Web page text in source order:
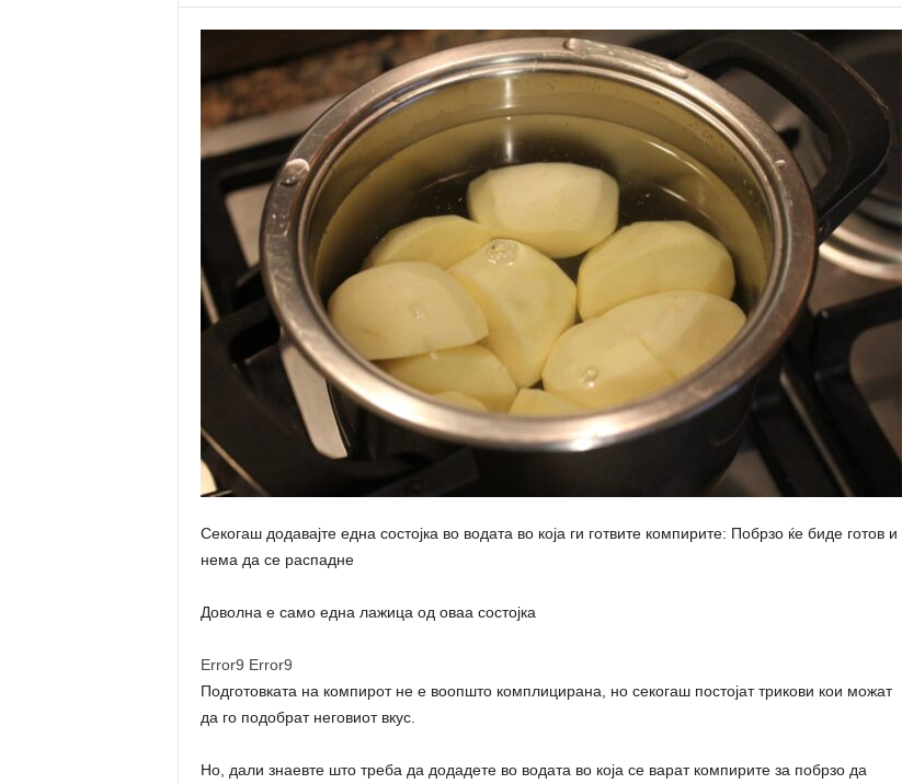
Секогаш додавајте една состојка во водата во која ги готвите компирите: Побрзо ќе биде готов и
нема да се распадне
Доволна е само една лажица од оваа состојка
Error9 Error9
Подготовката на компирот не е воопшто комплицирана, но секогаш постојат трикови кои можат
да го подобрат неговиот вкус.
Но, дали знаевте што треба да додадете во водата во која се варат компирите за побрзо да